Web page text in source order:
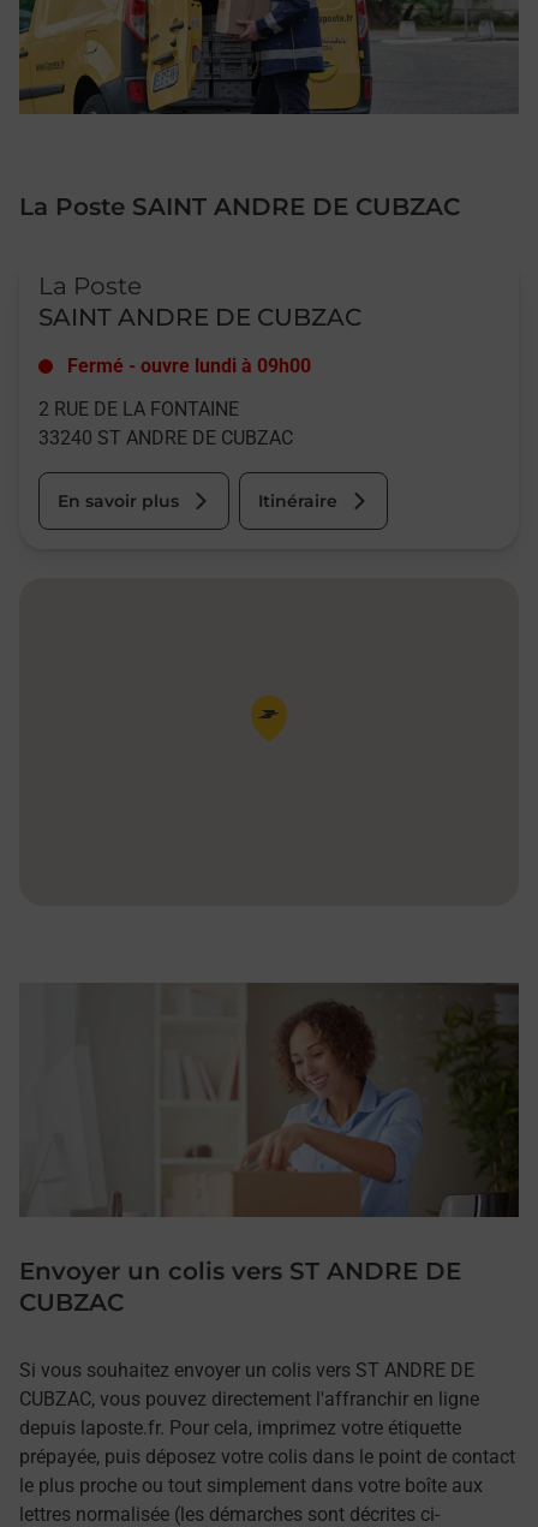
La Poste SAINT ANDRE DE CUBZAC
La Poste
SAINT ANDRE DE CUBZAC
Fermé - ouvre lundi à 09h00
2 RUE DE LA FONTAINE
33240 ST ANDRE DE CUBZAC
En savoir plus Itinéraire
Pin de la carte
Envoyer un colis vers ST ANDRE DE
CUBZAC
Si vous souhaitez envoyer un colis vers ST ANDRE DE
CUBZAC, vous pouvez directement l'affranchir en ligne
depuis laposte.fr. Pour cela, imprimez votre étiquette
prépayée, puis déposez votre colis dans le point de contact
le plus proche ou tout simplement dans votre boîte aux
lettres normalisée (les démarches sont décrites ci-